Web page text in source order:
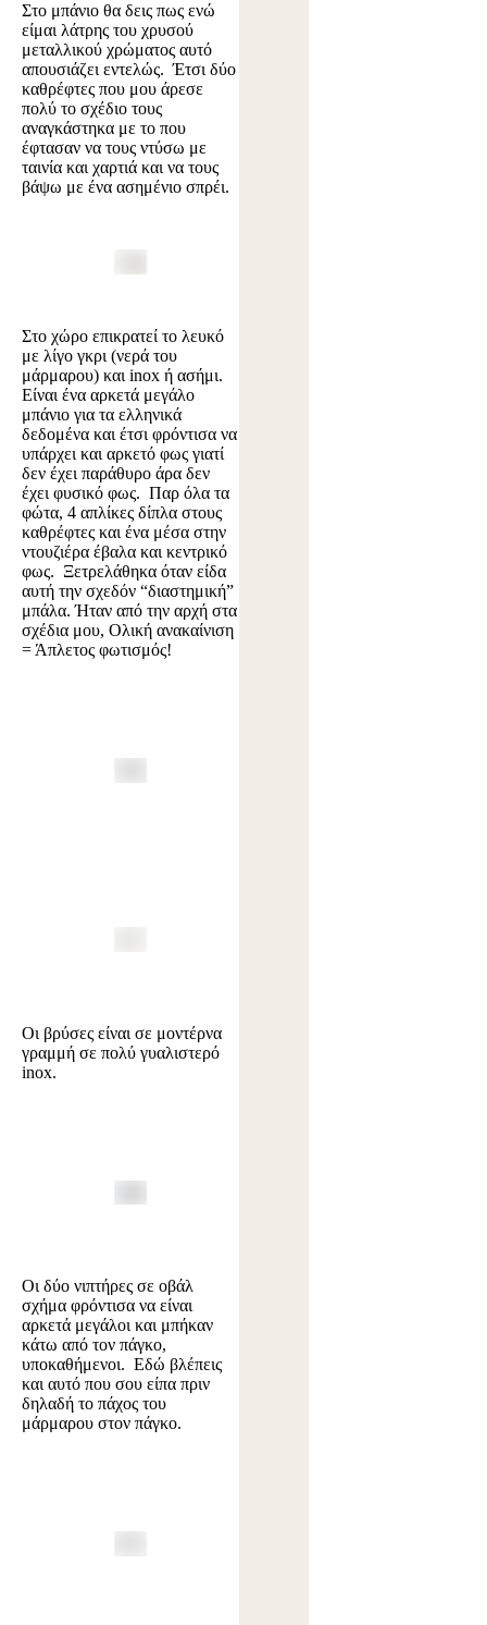
Στο μπάνιο θα δεις πως ενώ
είμαι λάτρης του χρυσού
μεταλλικού χρώματος αυτό
απουσιάζει εντελώς. Έτσι δύο
καθρέφτες που μου άρεσε
πολύ το σχέδιο τους
αναγκάστηκα με το που
έφτασαν να τους ντύσω με
ταινία και χαρτιά και να τους
βάψω με ένα ασημένιο σπρέι.
Στο χώρο επικρατεί το λευκό
με λίγο γκρι (νερά του
μάρμαρου) και inox ή ασήμι.
Είναι ένα αρκετά μεγάλο
μπάνιο για τα ελληνικά
δεδομένα και έτσι φρόντισα να
υπάρχει και αρκετό φως γιατί
δεν έχει παράθυρο άρα δεν
έχει φυσικό φως. Παρ όλα τα
φώτα, 4 απλίκες δίπλα στους
καθρέφτες και ένα μέσα στην
ντουζιέρα έβαλα και κεντρικό
φως. Ξετρελάθηκα όταν είδα
αυτή την σχεδόν “διαστημική”
μπάλα. Ήταν από την αρχή στα
σχέδια μου, Ολική ανακαίνιση
= Άπλετος φωτισμός!
Οι βρύσες είναι σε μοντέρνα
γραμμή σε πολύ γυαλιστερό
inox.
Οι δύο νιπτήρες σε οβάλ
σχήμα φρόντισα να είναι
αρκετά μεγάλοι και μπήκαν
κάτω από τον πάγκο,
υποκαθήμενοι. Εδώ βλέπεις
και αυτό που σου είπα πριν
δηλαδή το πάχος του
μάρμαρου στον πάγκο.